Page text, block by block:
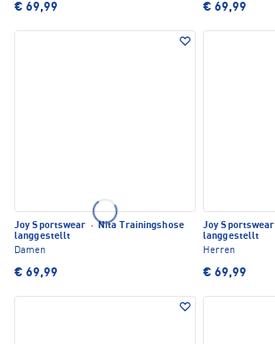
€ 69,99 € 69,99
Joy Sportswear · Nita Trainingshose
langgestellt
Damen
€ 69,99
Joy Sportswear
langgestellt
Herren
€ 69,99